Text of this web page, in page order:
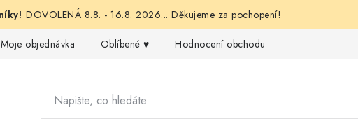
DOVOLENÁ 8.8. - 16.8. 2026... Děkujeme za pochopení!
Moje objednávka Oblíbené ♥️ Hodnocení obchodu